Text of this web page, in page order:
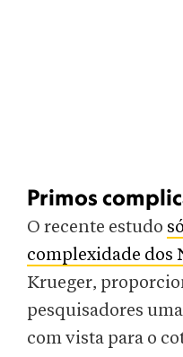
Primos
O recente estudo
complexidade dos
Krueger,
pesquisadores
com vista para o